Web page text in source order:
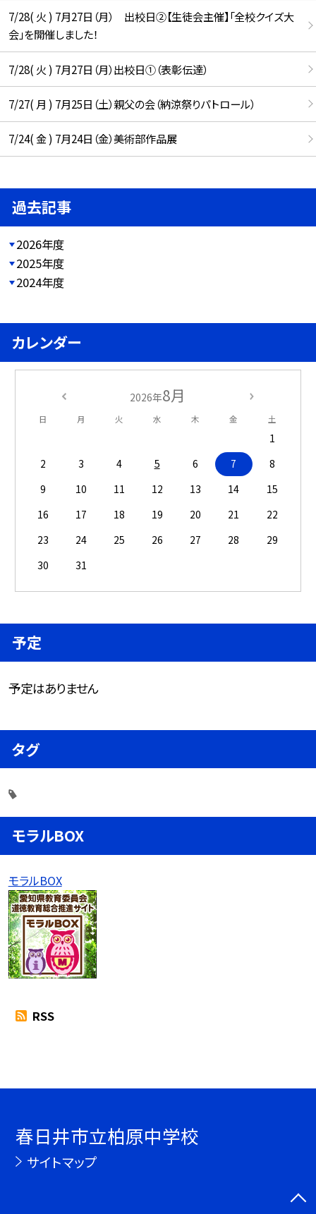
7/28( 火 ) 7月27日（月） 出校日②【生徒会主催】「全校クイズ大
会」を開催しました！
7/28( 火 ) 7月27日（月）出校日①（表彰伝達）
7/27( 月 ) 7月25日（土）親父の会（納涼祭りパトロール）
7/24( 金 ) 7月24日（金）美術部作品展
過去記事
2026年度
2025年度
2024年度
カレンダー
2026年8月
日 月 火 水 木 金 土
1
2
3 4 5 6 7
8
9
10 11 12 13 14
15
16
17 18 19 20 21
22
23
24 25 26 27 28
29
30
31
予定
予定はありません
タグ
モラルBOX
モラルBOX
RSS
春日井市立柏原中学校
サイトマップ